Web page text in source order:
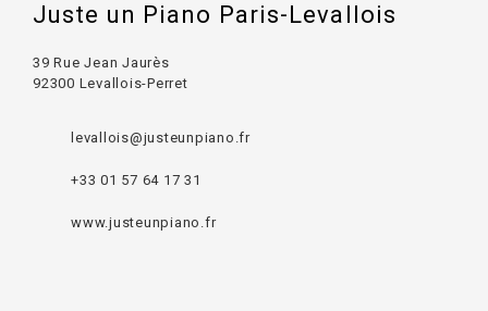
Juste un Piano Paris-Levallois
39 Rue Jean Jaurès
92300 Levallois-Perret
levallois@justeunpiano.fr
+33 01 57 64 17 31
www.justeunpiano.fr